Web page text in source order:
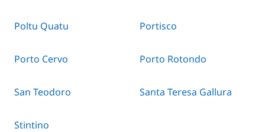
Poltu Quatu Portisco
Porto Cervo Porto Rotondo
San Teodoro Santa Teresa Gallura
Stintino